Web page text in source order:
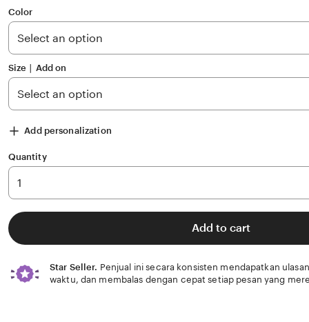
5
Color
Size ∣ Add on
Add personalization
Quantity
Add to cart
Star Seller. Penjual ini secara konsisten mendapatkan
waktu, dan membalas dengan cepat setiap pesan yang